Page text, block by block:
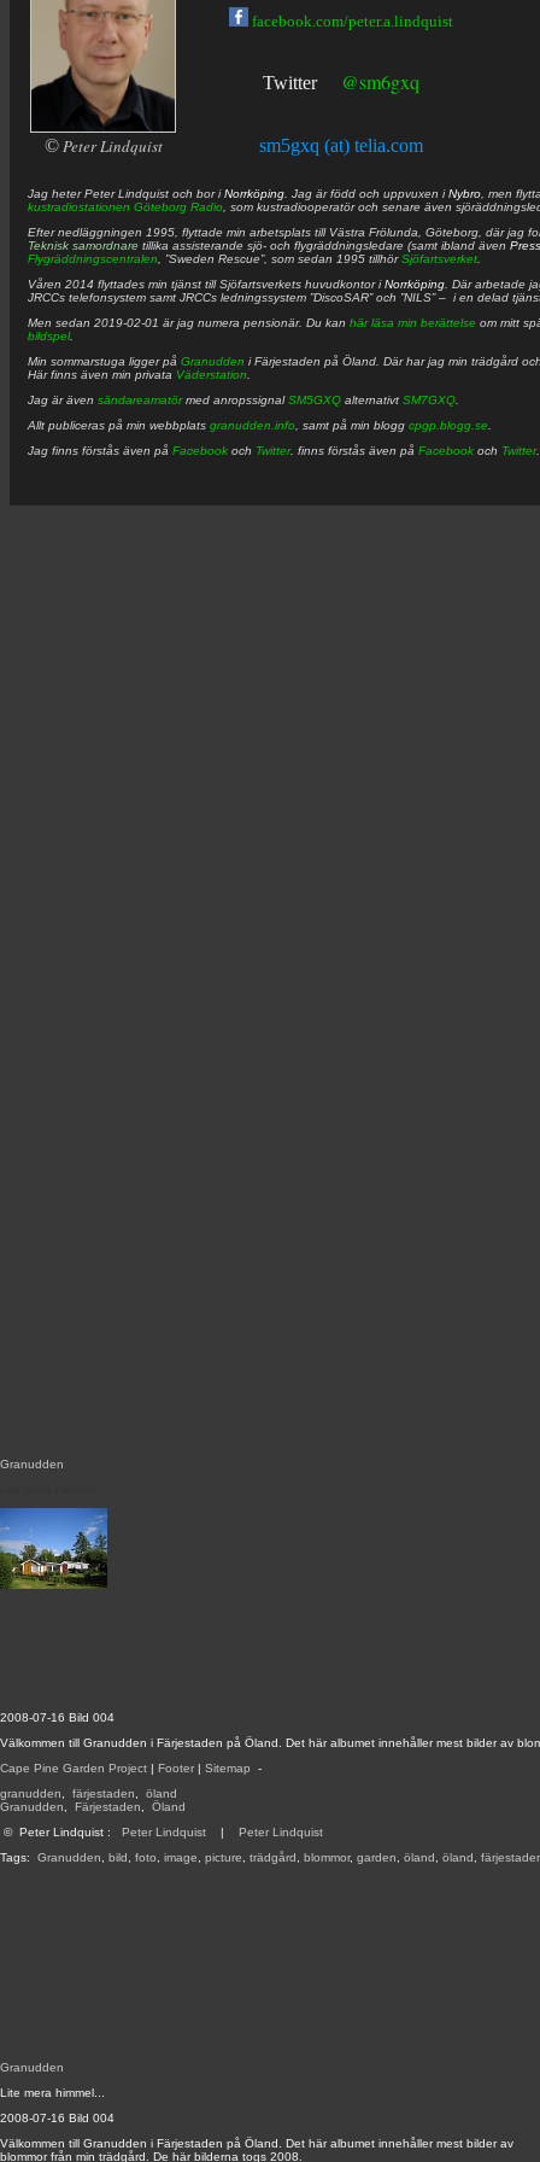
2008-07-16 Bild 004
Välkommen till Granudden i Färjestaden på Öland. Det här albumet innehåller mest bilder av
Cape Pine Garden Project | Footer | Sitemap -
granudden
färjestaden
öland
Granudden
Färjestaden
Öland
© Peter Lindquist : Peter Lindquist | Peter Lindquist
Tags: Granudden bild foto image picture trädgård blommor, garden öland öland
Granudden
Granudden
Lite mera himmel...
2008-07-16 Bild 004
Välkommen till Granudden i Färjestaden på Öland. Det här albumet innehåller mest bilder av
blommor från min trädgård. De här bilderna togs 2008.
© Peter Lindquist
facebook.com/peter.a.lindquist
Twitter @sm6gxq
sm5gxq (at) telia.com
Jag heterPeter Lindquist och bor iNorrköping . Jag är född och uppvuxen iNybro , men
kustradiostationen Göteborg Radio , som kustradiooperatör och senare även
Efter nedläggningen 1995, flyttade min arbetsplats till Västra Frölunda, Göteborg, där jag
Teknisk samordnare tillika assisterande sjö- och flygräddningsledare (samt ibland även
Flygräddningscentralen , ”Sweden Rescue”, som sedan 1995 tillhörSjöfartsverket
Våren 2014 flyttades min tjänst till Sjöfartsverkets huvudkontor iNorrköping . Där arbetade
JRCCs telefonsystem samt JRCCs ledningssystem ”DiscoSAR” och ”NILS” – i en delad
Men sedan 2019-02-01 är jag numera pensionär. Du kan här läsa min berättelse om mitt
bildspel.
Min sommarstuga ligger på Granudden i Färjestaden på Öland. Där har jag min trädgård
Här finns även min privata Väderstation
Jag är även sändareamatörmed anropssignalSM5GXQ alternativt SM7GXQ
Allt publiceras på min webbplats granudden.info , samt på min blogg cpgp.blogg.se
Jag finns förstås även på Facebook och Twitter. finns förstås även på Facebook och Twitter.